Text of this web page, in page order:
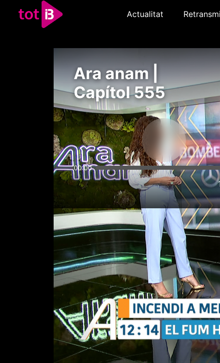
Actualitat
Ara anam |
Capítol 555
00:00